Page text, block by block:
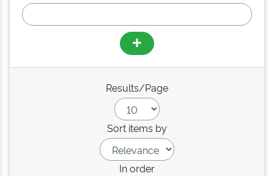
Results/Page
Sort items by
In order